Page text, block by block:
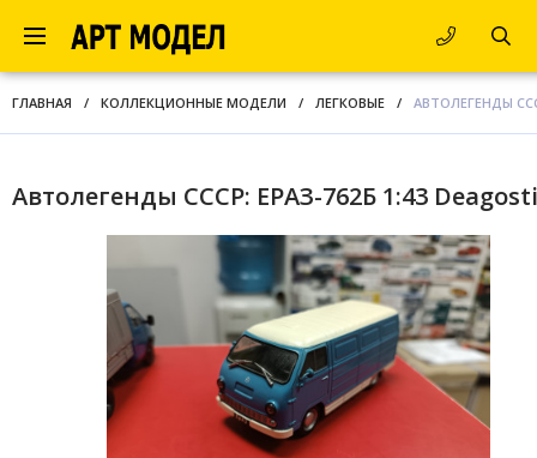
ГЛАВНАЯ / КОЛЛЕКЦИОННЫЕ МОДЕЛИ / ЛЕГКОВЫЕ / АВТОЛЕГЕНДЫ
Автолегенды СССР: ЕРАЗ-762Б 1:43